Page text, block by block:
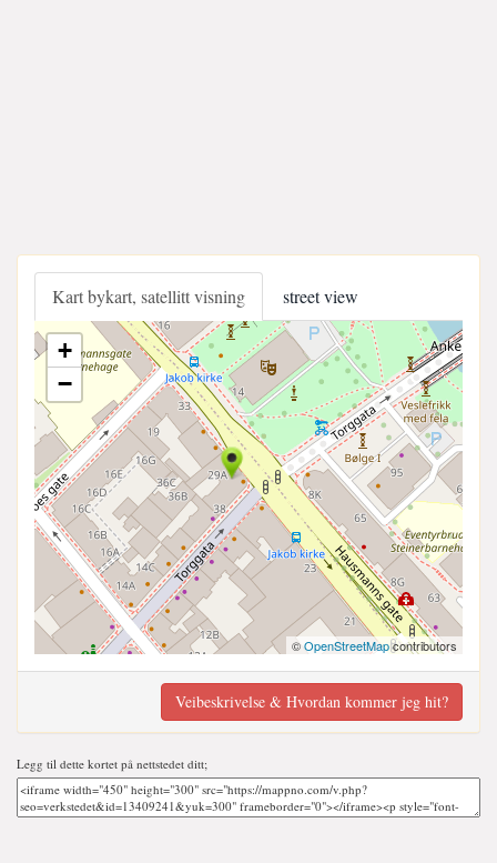
Kart bykart, satellitt visning street view
+
−
©OpenStreetMapcontributors
Veibeskrivelse & Hvordan kommer jeg hit?
Legg til dette kortet på nettstedet ditt;